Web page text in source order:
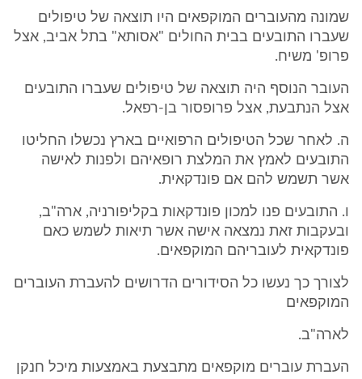
שמונה מהעוברים המוקפאים היו תוצאה של טיפולים
שעברו התובעים בבית החולים "אסותא" בתל אביב, אצל
פרופ' משיח.
העובר הנוסף היה תוצאה של טיפולים שעברו התובעים
אצל הנתבעת, אצל פרופסור בן-רפאל.
ה. לאחר שכל הטיפולים הרפואיים בארץ נכשלו החליטו
התובעים לאמץ את המלצת רופאיהם ולפנות לאישה
אשר תשמש להם אם פונדקאית.
ו. התובעים פנו למכון פונדקאות בקליפורניה, ארה"ב,
ובעקבות זאת נמצאה אישה אשר תיאות לשמש כאם
פונדקאית לעובריהם המוקפאים.
לצורך כך נעשו כל הסידורים הדרושים להעברת העוברים
המוקפאים
לארה"ב.
העברת עוברים מוקפאים מתבצעת באמצעות מיכל חנקן